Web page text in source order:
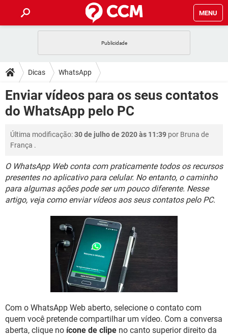
MENU
CELULAR
OUTLOOK EXCEL
INSTAGRAM GMAIL
DICAS
JOGOS
CELULAR FACEBOOK
INSTAGRAM GMAIL
DOWNLOADS
JOGOS WHATSAPP
OUTLOOK
INSTAGRAM GMAIL
GUIA DE COMPRAS
FÓRUM
JOGOS WHATSAPP
OUTLOOK EXCEL
INSTAGRAM GMAIL
GUIA DE COMPRAS
GLOSSÁRIO
JOGOS WHATSAPP
CELULAR FACEBOOK
OUTLOOK EXCEL
GUIA DE COMPRAS
Dicas WhatsApp
Enviar vídeos para os seus contatos
do WhatsApp pelo PC
Última modificação:30 de julho de 2020 às 11:39 por Bruna de
França .
O WhatsApp Web conta com praticamente todos os recursos
presentes no aplicativo para celular. No entanto, o caminho
para algumas ações pode ser um pouco diferente. Nesse
artigo, veja como enviar vídeos aos seus contatos pelo PC.
Com o WhatsApp Web aberto, selecione o contato com
quem você pretende compartilhar um vídeo. Com a conversa
aberta, clique no ícone de clipe no canto superior direito da